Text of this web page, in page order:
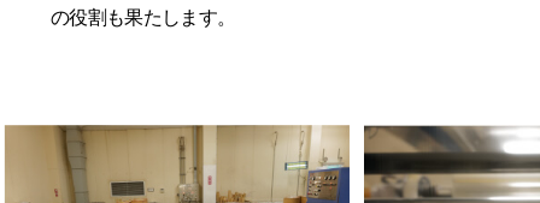
の役割も果たします。